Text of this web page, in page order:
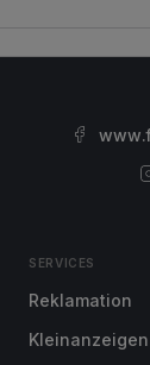
SERVICES
Reklamation